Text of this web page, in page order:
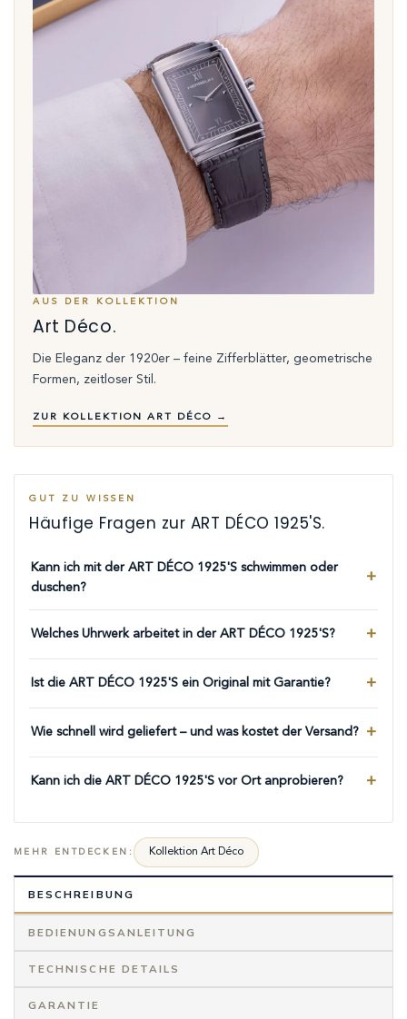
AUS DER KOLLEKTION
Art Déco.
Die Eleganz der 1920er – feine Zifferblätter, geometrische
Formen, zeitloser Stil.
ZUR KOLLEKTION ART DÉCO →
GUT ZU WISSEN
Häufige Fragen zur ART DÉCO 1925'S.
Kann ich mit der ART DÉCO 1925'S schwimmen oder
duschen?
Welches Uhrwerk arbeitet in der ART DÉCO 1925'S?
Ist die ART DÉCO 1925'S ein Original mit Garantie?
Wie schnell wird geliefert – und was kostet der Versand?
Kann ich die ART DÉCO 1925'S vor Ort anprobieren?
MEHR ENTDECKEN: Kollektion Art Déco
BESCHREIBUNG
BEDIENUNGSANLEITUNG
TECHNISCHE DETAILS
GARANTIE